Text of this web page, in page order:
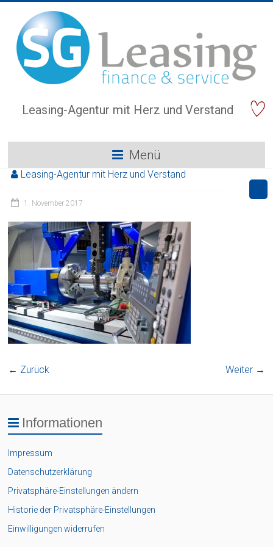
Leasing-Agentur mit Herz und Verstand
Menü
Leasing-Agentur mit Herz und Verstand
1. November 2017
← Zurück Weiter →
Informationen
Impressum
Datenschutzerklärung
Privatsphäre-Einstellungen ändern
Historie der Privatsphäre-Einstellungen
Einwilligungen widerrufen